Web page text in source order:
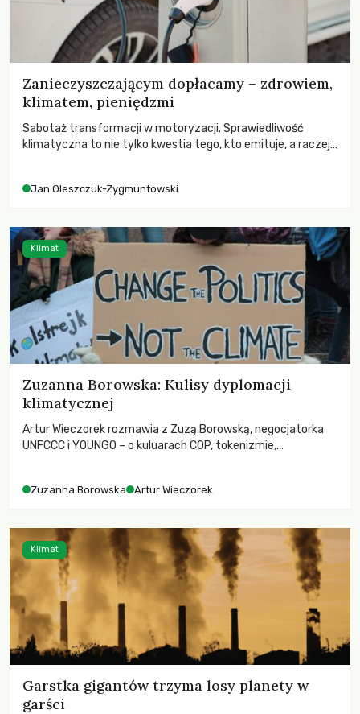
Zanieczyszczającym dopłacamy – zdrowiem,
klimatem, pieniędzmi
Sabotaż transformacji w motoryzacji. Sprawiedliwość
klimatyczna to nie tylko kwestia tego, kto emituje, a raczej
Jan Oleszczuk-Zygmuntowski
Zuzanna Borowska: Kulisy dyplomacji
klimatycznej
Artur Wieczorek rozmawia z Zuzą Borowską, negocjatorka
UNFCCC i YOUNGO – o kuluarach COP, tokenizmie,
Zuzanna Borowska Artur Wieczorek
Klimat
Garstka gigantów trzyma losy planety w
garści
Klimat